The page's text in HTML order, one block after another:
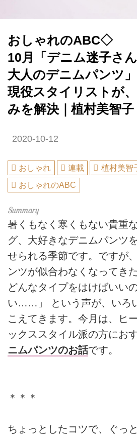
おしゃれのABC◇
10月「デニム迷子さ
大人のデニムパンツ」
現役スタイリストが
みを解決｜植村美智子
2020-10-12
おしゃれ 連載
植村美智
おしゃれのABC
暑くもなく寒くもない貴重
グ、大好きなデニムパンツ
せられる季節です。ですが
ンツが似合わなくなってき
どんなタイプをはけばいい
い……」 という声が、いろ
こえてきます。今月は、ヒ
ックススタイル派の方にお
ニムパンツのお話です。
＊＊＊
ちょっとしたコツで、ぐっ